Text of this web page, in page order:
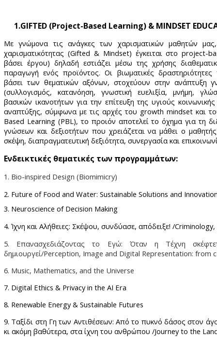
1.GIFTED (Project-Based Learning) & MINDSET
Με γνώμονα τις ανάγκες των χαρισματικών μαθητών
χαρισματικότητας (Gifted & Mindset) έγκειται στο project-
βάσει έργου) δηλαδή εστιάζει μέσω της χρήσης
παραγωγή ενός προϊόντος. Οι βιωματικές δραστηριότητες
βάσει των θεματικών αξόνων, στοχεύουν στην ανάπτυξη
(συλλογισμός, κατανόηση, γνωστική ευελιξία, μνήμη,
βασικών ικανοτήτων για την επίτευξη της υγιούς
αναπτύξης, σύμφωνα με τις αρχές του growth mindset και
Based Learning (PBL), το προιόν αποτελεί το όχημα για τη
γνώσεων και δεξιοτήτων που χρειάζεται να μάθει ο
σκέψη, διαπραγματευτική δεξιότητα, συνεργασία και
Ενδεικτικές θεματικές των προγραμμάτων:
1. Bio-inspired Design (Biomimicry)
2. Future of Food and Water: Sustainable Solutions and
3. Neuroscience of Decision Making
4. Ίχνη και Αλήθειες: Σκέψου, συνδύασε, απόδειξε! /
5. Επανασχεδιάζοντας το Εγώ: Όταν η Τέχνη
δημιουργεί/Perception, Image and Digital Representation: from
6. Music, Mathematics, and the Universe
7. Digital Ethics & Privacy in the AI Era
8. Renewable Energy & Sustainable Futures
9. Ταξίδι στη Γη των Αντιθέσεων: Από το πυκνό δάσος στον
κι ακόμη βαθύτερα, στα ίχνη του ανθρώπου /Journey to the